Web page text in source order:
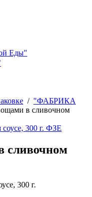
Еды"
/ "ФАБРИКА
в сливочном
сливочном
300 г.